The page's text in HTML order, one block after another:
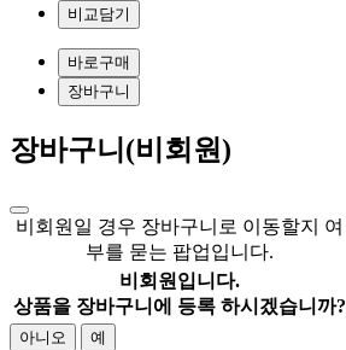
비교담기
바로구매
장바구니
장바구니(비회원)
비회원일 경우 장바구니로 이동할지 여
부를 묻는 팝업입니다.
비회원입니다.
상품을 장바구니에 등록 하시겠습니까?
아니오 예